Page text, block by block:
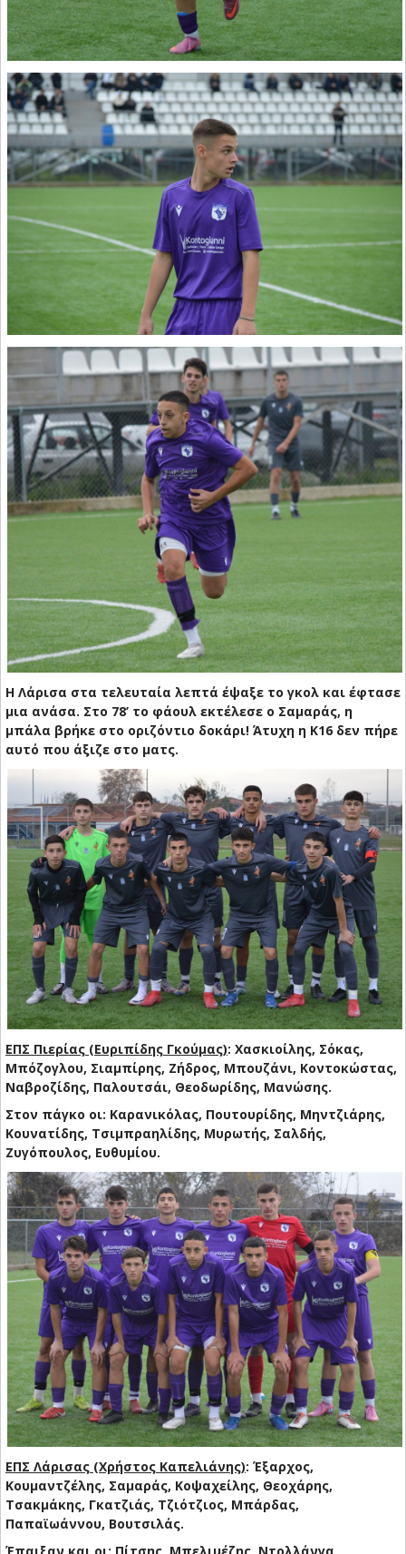
Η Λάρισα στα τελευταία λεπτά έψαξε το γκολ και έφτασε
μια ανάσα. Στο 78’ το φάουλ εκτέλεσε ο Σαμαράς, η
μπάλα βρήκε στο οριζόντιο δοκάρι! Άτυχη η Κ16 δεν πήρε
αυτό που άξιζε στο ματς.
ΕΠΣ Πιερίας (Ευριπίδης Γκούμας): Χασκιοίλης, Σόκας,
Μπόζογλου, Σιαμπίρης, Ζήδρος, Μπουζάνι, Κοντοκώστας,
Ναβροζίδης, Παλουτσάι, Θεοδωρίδης, Μανώσης.
Στον πάγκο οι: Καρανικόλας, Πουτουρίδης, Μηντζιάρης,
Κουνατίδης, Τσιμπραηλίδης, Μυρωτής, Σαλδής,
Ζυγόπουλος, Ευθυμίου.
ΕΠΣ Λάρισας (Χρήστος Καπελιάνης): Έξαρχος,
Κουμαντζέλης, Σαμαράς, Κοψαχείλης, Θεοχάρης,
Τσακμάκης, Γκατζιάς, Τζιότζιος, Μπάρδας,
Παπαϊωάννου, Βουτσιλάς.